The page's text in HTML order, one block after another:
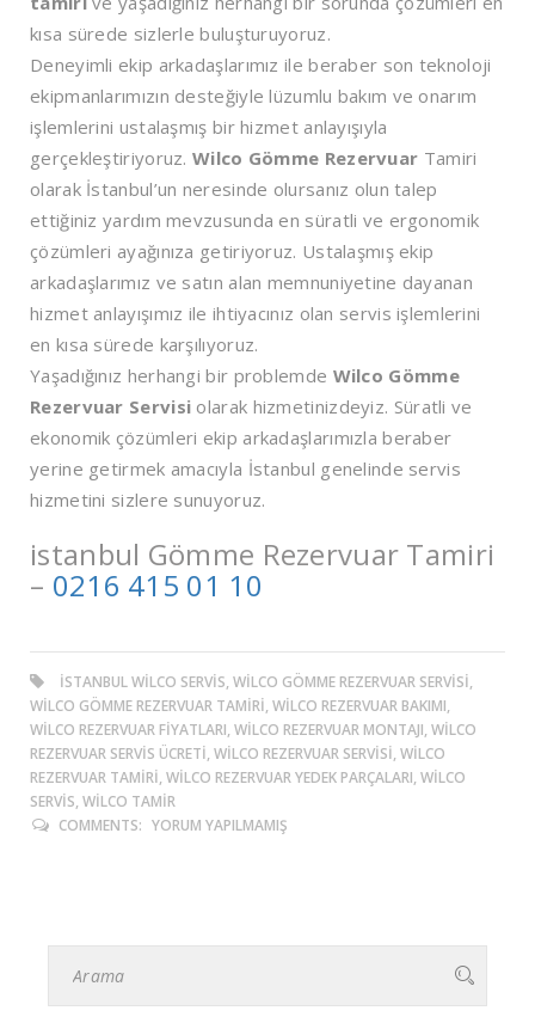
kısa sürede sizlerle buluşturuyoruz.
Deneyimli ekip arkadaşlarımız ile beraber son teknoloji
ekipmanlarımızın desteğiyle lüzumlu bakım ve onarım
işlemlerini ustalaşmış bir hizmet anlayışıyla
gerçekleştiriyoruz. Wilco Gömme Rezervuar Tamiri
olarak İstanbul’un neresinde olursanız olun talep
ettiğiniz yardım mevzusunda en süratli ve ergonomik
çözümleri ayağınıza getiriyoruz. Ustalaşmış ekip
arkadaşlarımız ve satın alan memnuniyetine dayanan
hizmet anlayışımız ile ihtiyacınız olan servis işlemlerini
en kısa sürede karşılıyoruz.
Yaşadığınız herhangi bir problemde Wilco Gömme
Rezervuar Servisi olarak hizmetinizdeyiz. Süratli ve
ekonomik çözümleri ekip arkadaşlarımızla beraber
yerine getirmek amacıyla İstanbul genelinde servis
hizmetini sizlere sunuyoruz.
istanbul Gömme Rezervuar Tamiri
– 0216 415 01 10
ISTANBUL WILCO SERVIS, WILCO GÖMME REZERVUAR SERVISI,
WILCO GÖMME REZERVUAR TAMIRI, WILCO REZERVUAR BAKIMI,
WILCO REZERVUAR FIYATLARI, WILCO REZERVUAR MONTAJI, WILCO
REZERVUAR SERVIS ÜCRETI, WILCO REZERVUAR SERVISI, WILCO
REZERVUAR TAMIRI, WILCO REZERVUAR YEDEK PARÇALARI, WILCO
SERVIS, WILCO TAMIR
COMMENTS: YORUM YAPILMAMIŞ